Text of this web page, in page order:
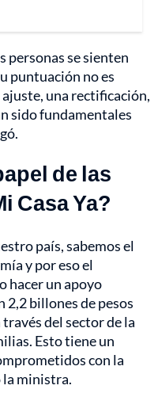
personas se sienten
puntuación no es
una rectificación,
sido fundamentales
de las
Casa Ya?
país, sabemos el
y por eso el
hacer un apoyo
2,2 billones de pesos
del sector de la
Esto tiene un
con la
la ministra.